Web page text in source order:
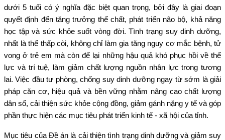
dưới 5 tuổi có ý nghĩa đặc biệt quan trọng, bởi đây là giai đoạn
quyết định đến tăng trưởng thể chất, phát triển não bộ, khả năng
học tập và sức khỏe suốt vòng đời. Tình trạng suy dinh dưỡng,
nhất là thể thấp còi, không chỉ làm gia tăng nguy cơ mắc bệnh, tử
vong ở trẻ em mà còn để lại những hậu quả khó phục hồi về thể
lực và trí tuệ, làm giảm chất lượng nguồn nhân lực trong tương
lai. Việc đầu tư phòng, chống suy dinh dưỡng ngay từ sớm là giải
pháp căn cơ, hiệu quả và bền vững nhằm nâng cao chất lượng
dân số, cải thiện sức khỏe cộng đồng, giảm gánh nặng y tế và góp
phần thực hiện các mục tiêu phát triển kinh tế - xã hội của tỉnh.
Mục tiêu của Đề án là cải thiện tình trạng dinh dưỡng và giảm suy